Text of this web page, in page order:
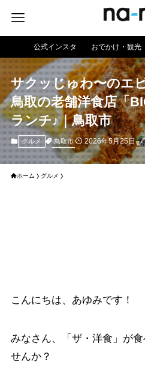
公式インスタ おでかけ・観光
サクッじゅわ〜のエ
鳥取の老舗洋食店「
ランチ♪｜鳥取市
グルメ 鳥取市 2026年5月25日
ホーム グルメ
こんにちは、あゆみです！
みなさん、「ザ・洋食」が
せんか？